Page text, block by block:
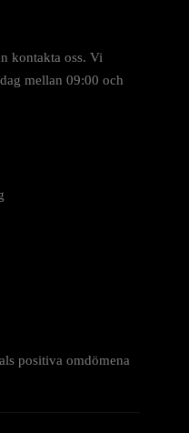
kontakta oss. Vi
mellan 09:00 och
positiva omdömena